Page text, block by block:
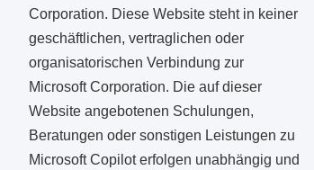
Corporation. Diese Website steht in keiner
geschäftlichen, vertraglichen oder
organisatorischen Verbindung zur
Microsoft Corporation. Die auf dieser
Website angebotenen Schulungen,
Beratungen oder sonstigen Leistungen zu
Microsoft Copilot erfolgen unabhängig und